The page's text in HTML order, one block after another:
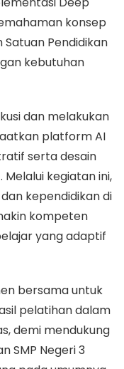
konsep
Pendidikan
kebutuhan
dan melakukan
platform AI
serta desain
kegiatan ini,
kependidikan di
kompeten
yang adaptif
bersama untuk
pelatihan dalam
demi mendukung
SMP Negeri 3